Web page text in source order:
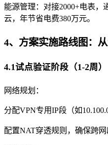
能源管理：对接2000+电表
云，年节省电费380万元。
4、方案实施路线图：
4.1试点验证阶段（1-2周）
网络规划：
分配VPN专用IP段（如
配置NAT穿透规则，确保跨